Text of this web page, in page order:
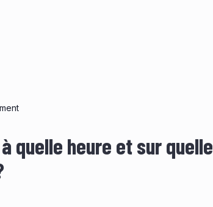
quelle heure et sur quelle